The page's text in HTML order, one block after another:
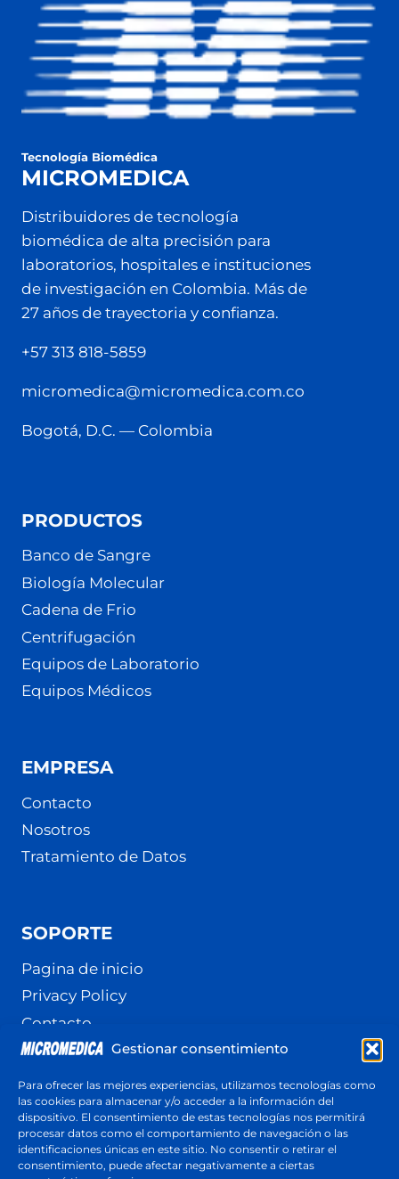
Gestionar consentimiento
Para ofrecer las mejores experiencias, utilizamos tecnologías como
las cookies para almacenar y/o acceder a la información del
dispositivo. El consentimiento de estas tecnologías nos permitirá
procesar datos como el comportamiento de navegación o las
identificaciones únicas en este sitio. No consentir o retirar el
consentimiento, puede afectar negativamente a ciertas
Tecnología Biomédica
MICROMEDICA
Distribuidores de tecnología
biomédica de alta precisión para
laboratorios, hospitales e instituciones
de investigación en Colombia. Más de
27 años de trayectoria y confianza.
+57 313 818-5859
micromedica@micromedica.com.co
Bogotá, D.C. — Colombia
PRODUCTOS
Banco de Sangre
Biología Molecular
Cadena de Frio
Centrifugación
Equipos de Laboratorio
Equipos Médicos
EMPRESA
Contacto
Nosotros
Tratamiento de Datos
SOPORTE
Pagina de inicio
Privacy Policy
Contacto
Terminos y Condiciones
Política de cookies (UE)
Cotización
Respuesta en menos de 24 horas